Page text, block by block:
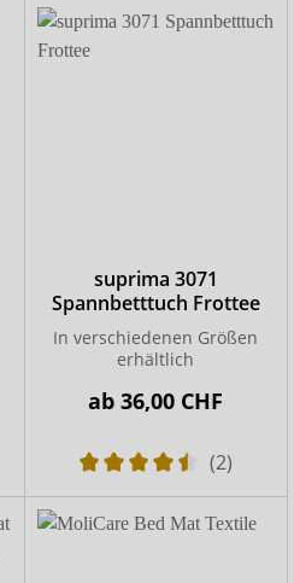
suprima 3071
Spannbetttuch Frottee
In verschiedenen Größen
erhältlich
ab36,00 CHF
(2)